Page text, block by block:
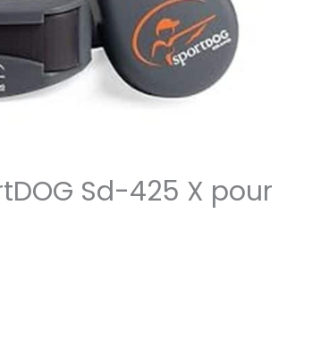
Sd-425 X pour